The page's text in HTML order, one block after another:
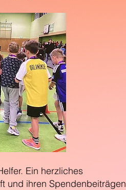
Ein herzliches
und ihren Spendenbeiträgen